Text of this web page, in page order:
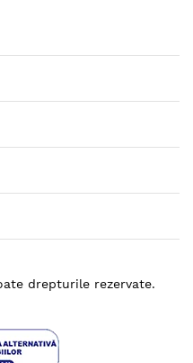
drepturile rezervate.